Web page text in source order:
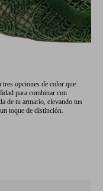
opciones de color que
para combinar con
de tu armario, elevando tus
toque de distinción.